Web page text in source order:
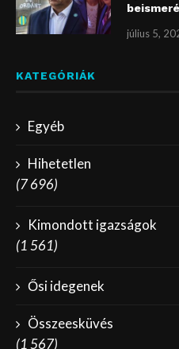
július 5,
KATEGÓRIÁK
Egyéb
Hihetetlen
(7 696)
Kimondott igazságok
(1 561)
Ősi idegenek
Összeesküvés
(1 567)